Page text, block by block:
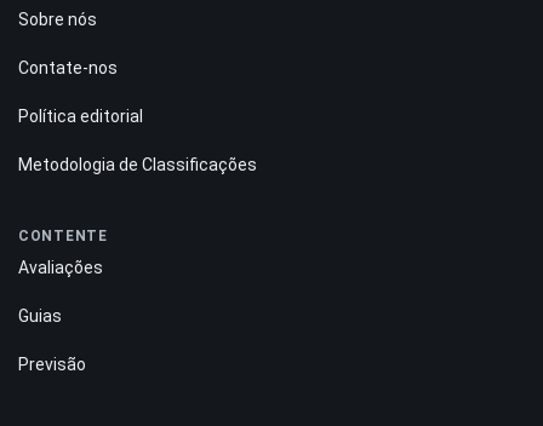
Sobre nós
Contate-nos
Política editorial
Metodologia de Classificações
CONTENTE
Avaliações
Guias
Previsão